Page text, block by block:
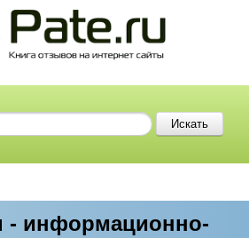
- информационно-